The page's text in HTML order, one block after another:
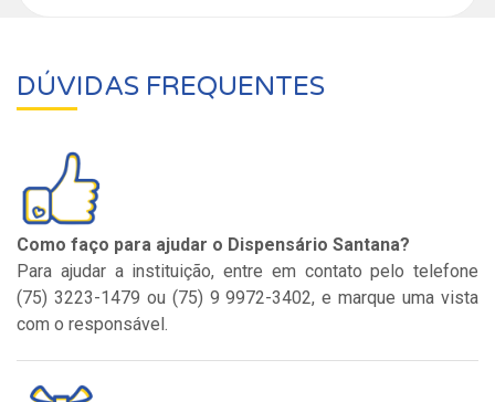
DÚVIDAS FREQUENTES
Como faço para ajudar o Dispensário Santana?
Para ajudar a instituição, entre em contato pelo telefone
(75) 3223-1479 ou (75) 9 9972-3402, e marque uma vista
com o responsável.